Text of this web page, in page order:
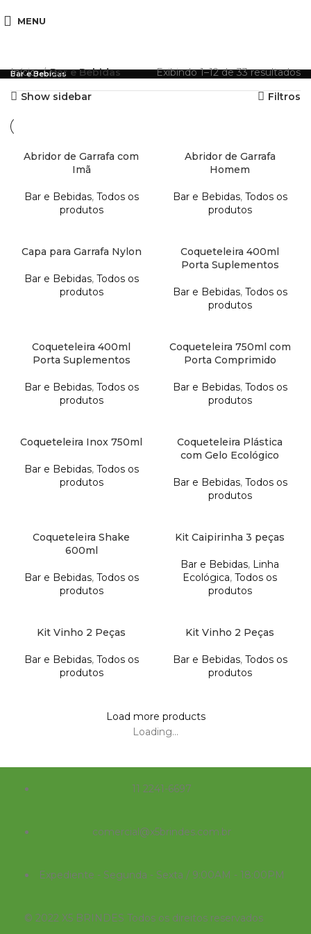
MENU
Bar e Bebidas
Início Bar e Bebidas
Exibindo 1–12 de 33 resultados
Show sidebar
Filtros
Abridor de Garrafa com
Imã
Bar e Bebidas, Todos os
produtos
Abridor de Garrafa
Homem
Bar e Bebidas, Todos os
produtos
Capa para Garrafa Nylon
Bar e Bebidas, Todos os
produtos
Coqueteleira 400ml
Porta Suplementos
Bar e Bebidas, Todos os
produtos
Coqueteleira 400ml
Porta Suplementos
Bar e Bebidas, Todos os
produtos
Coqueteleira 750ml com
Porta Comprimido
Bar e Bebidas, Todos os
produtos
Coqueteleira Inox 750ml
Bar e Bebidas, Todos os
produtos
Coqueteleira Plástica
com Gelo Ecológico
Bar e Bebidas, Todos os
produtos
Coqueteleira Shake
600ml
Bar e Bebidas, Todos os
produtos
Kit Caipirinha 3 peças
Bar e Bebidas, Linha
Ecológica, Todos os
produtos
Kit Vinho 2 Peças
Bar e Bebidas, Todos os
produtos
Kit Vinho 2 Peças
Bar e Bebidas, Todos os
produtos
Load more products
Loading...
11 2241-6697
comercial@x5brindes.com.br
Expediente - Segunda - Sexta / 9:00AM - 18:00PM
© 2022 X5 BRINDES Todos os direitos reservados